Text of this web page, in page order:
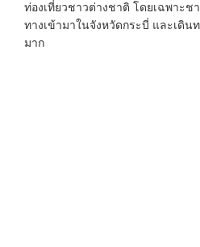
ท่องเที่ยวชาวต่างชาติ โดยเฉพาะช
ทางเข้ามาในจังหวัดกระบี่ และเดิน
มาก